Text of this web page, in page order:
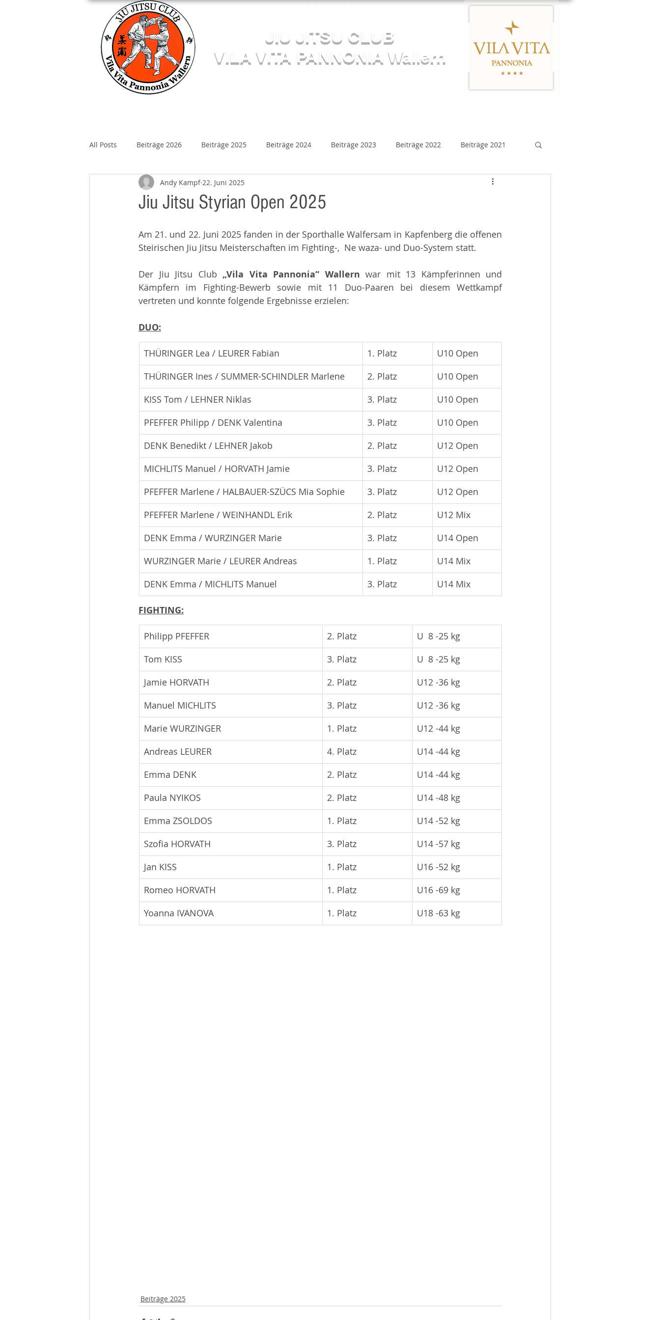
JIU JITSU CLUB
VILA VITA PANNONIA Wallern
All Posts Beiträge 2026 Beiträge 2025 Beiträge 2024 Beiträge 2023 Beiträge 2022 Beiträge 2021
Beiträge 2020 Beiträge 2019 Beiträge 2018
Jiu Jitsu Styrian Open 2025
Andy Kampf 22. Juni 2025
Am 21. und 22. Juni 2025 fanden in der Sporthalle Walfersam in Kapfenberg die offenen
Steirischen Jiu Jitsu Meisterschaften im Fighting-,  Ne waza- und Duo-System statt.
Der Jiu Jitsu Club „Vila Vita Pannonia“ Wallern war mit 13 Kämpferinnen und
Kämpfern im Fighting-Bewerb sowie mit 11 Duo-Paaren bei diesem Wettkampf
vertreten und konnte folgende Ergebnisse erzielen:
DUO:
THÜRINGER Lea / LEURER Fabian 1. Platz
U10 Open
THÜRINGER Ines / SUMMER-SCHINDLER Marlene
2. Platz
U10 Open
KISS Tom / LEHNER Niklas
3. Platz
U10 Open
PFEFFER Philipp / DENK Valentina
3. Platz
U10 Open
DENK Benedikt / LEHNER Jakob
2. Platz
U12 Open
MICHLITS Manuel / HORVATH Jamie
3. Platz
U12 Open
PFEFFER Marlene / HALBAUER-SZÜCS Mia Sophie
3. Platz
U12 Open
PFEFFER Marlene / WEINHANDL Erik
2. Platz
U12 Mix
DENK Emma / WURZINGER Marie
3. Platz
U14 Open
WURZINGER Marie / LEURER Andreas
1. Platz
U14 Mix
DENK Emma / MICHLITS Manuel
3. Platz U14 Mix
FIGHTING:
Philipp PFEFFER 2. Platz
U  8 -25 kg
Tom KISS
3. Platz
U  8 -25 kg
Jamie HORVATH
2. Platz
U12 -36 kg
Manuel MICHLITS
3. Platz
U12 -36 kg
Marie WURZINGER
1. Platz
U12 -44 kg
Andreas LEURER
4. Platz
U14 -44 kg
Emma DENK
2. Platz
U14 -44 kg
Paula NYIKOS
2. Platz
U14 -48 kg
Emma ZSOLDOS
1. Platz
U14 -52 kg
Szofia HORVATH
3. Platz
U14 -57 kg
Jan KISS
1. Platz
U16 -52 kg
Romeo HORVATH
1. Platz
U16 -69 kg
Yoanna IVANOVA
1. Platz U18 -63 kg
Beiträge 2025